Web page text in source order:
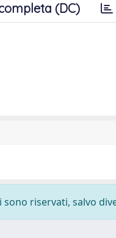
(DC)
riservati, salvo